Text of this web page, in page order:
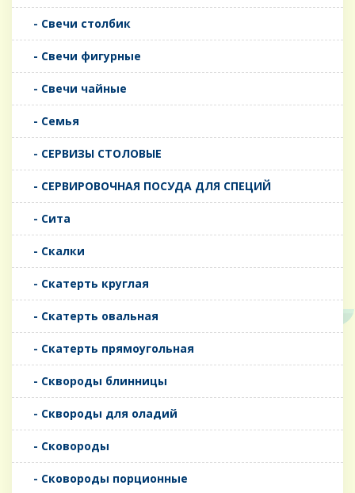
- Свечи столбик
- Свечи фигурные
- Свечи чайные
- Семья
- СЕРВИЗЫ СТОЛОВЫЕ
- СЕРВИРОВОЧНАЯ ПОСУДА ДЛЯ СПЕЦИЙ
- Сита
- Скалки
- Скатерть круглая
- Скатерть овальная
- Скатерть прямоугольная
- Сквороды блинницы
- Сквороды для оладий
- Сковороды
- Сковороды порционные